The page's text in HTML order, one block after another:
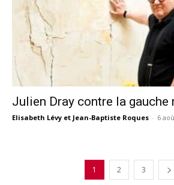
Julien Dray contre la gauche
Elisabeth Lévy et Jean-Baptiste Roques - 6
1 2 3